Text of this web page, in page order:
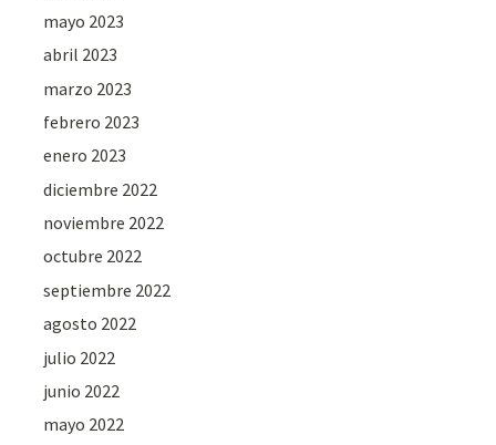
mayo 2023
abril 2023
marzo 2023
febrero 2023
enero 2023
diciembre 2022
noviembre 2022
octubre 2022
septiembre 2022
agosto 2022
julio 2022
junio 2022
mayo 2022